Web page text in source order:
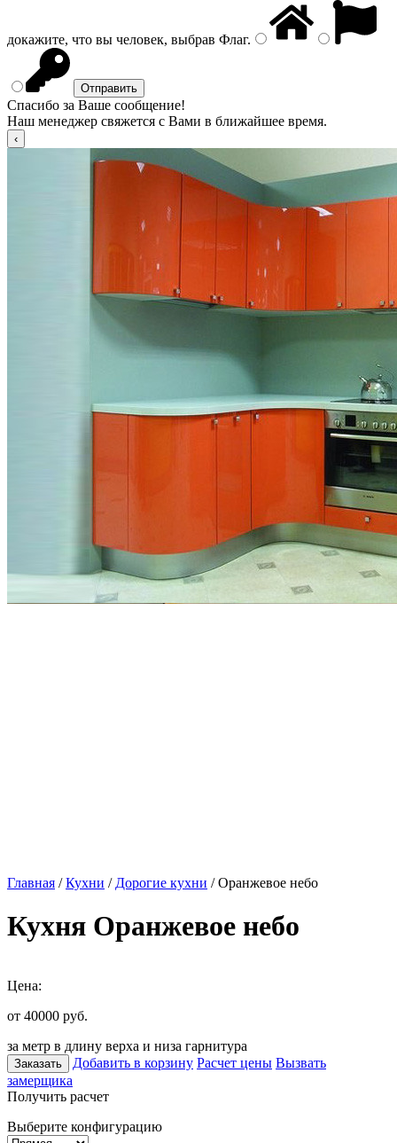
докажите, что вы человек, выбрав Флаг.
Спасибо за Ваше сообщение!
Наш менеджер свяжется с Вами в ближайшее время.
Главная /Кухни / Дорогие кухни / Оранжевое небо
Кухня Оранжевое небо
Цена:
от 40000 руб.
за метр в длину верха и низа гарнитура
Заказать Добавить в корзину Расчет цены Вызвать
замерщика
Получить расчет
Выберите конфигурацию